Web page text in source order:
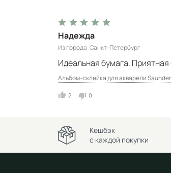
Надежда
Из города Санкт-Петербург
Идеальная бумага.
Альбом-склейка для акварели
2 0
Кешбэк
с каждой покупки